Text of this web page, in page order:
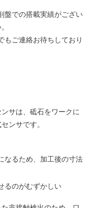
盤での搭載実績がござい
もご連絡お待ちしており
サは、砥石をワークに
ンサです。
なるため、 加工後の寸法
るのがむずかしい